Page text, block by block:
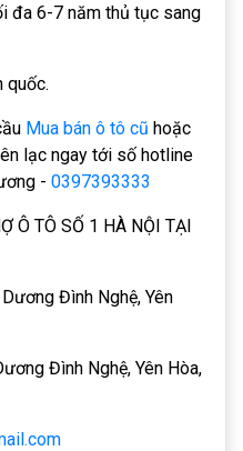
đa 6-7 năm thủ tục sang
quốc.
Mua bán ô tô cũ hoặc
lạc ngay tới số hotline
- 0397393333
Ô TÔ SỐ 1 HÀ NỘI TẠI
Đình Nghệ, Yên
Đình Nghệ, Yên Hòa,